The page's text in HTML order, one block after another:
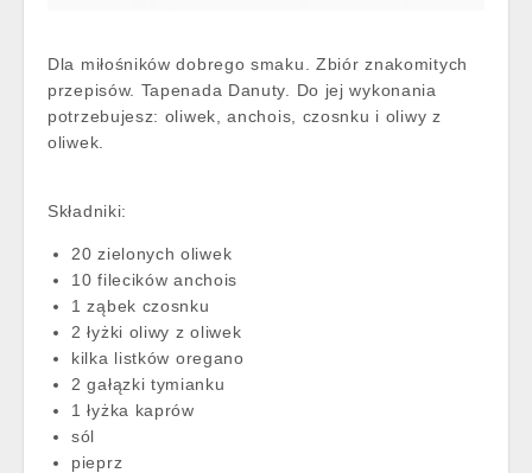
Dla miłośników dobrego smaku. Zbiór znakomitych
przepisów. Tapenada Danuty. Do jej wykonania
potrzebujesz: oliwek, anchois, czosnku i oliwy z
oliwek.
Składniki:
20 zielonych oliwek
10 filecików anchois
1 ząbek czosnku
2 łyżki oliwy z oliwek
kilka listków oregano
2 gałązki tymianku
1 łyżka kaprów
sól
pieprz